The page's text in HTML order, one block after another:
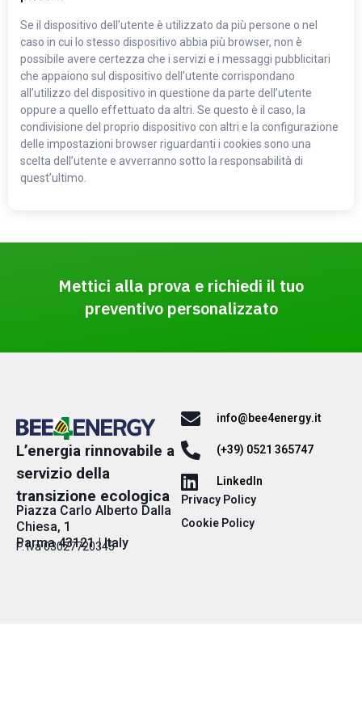
Se il dispositivo dell’utente è utilizzato da più persone o nel
caso in cui lo stesso dispositivo abbia più browser, non è
possibile avere certezza che i servizi e i messaggi pubblicitari
che appaiono sul dispositivo dell’utente corrispondano
all’utilizzo del dispositivo in questione da parte dell’utente
oppure a quello effettuato da altri. Se questo è il caso, la
condivisione del proprio dispositivo con altri e la configurazione
delle impostazioni browser riguardanti i cookies sono una
scelta dell’utente e avverranno sotto la responsabilità di
quest’ultimo.
Mettici alla prova e richiedi il tuo
preventivo personalizzato
L’energia rinnovabile a
servizio della
transizione ecologica
Piazza Carlo Alberto Dalla
Chiesa, 1
Parma 43121 | Italy
P. Iva 03027720345
info@bee4energy.it
(+39) 0521 365747
LinkedIn
Privacy Policy
Cookie Policy​